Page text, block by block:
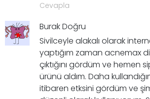
Cevapla
Burak Doğru
Sivilceyle alakalı olarak
yaptığım zaman acnemax
çıktığını gördüm ve hemen
ürünü aldım. Daha
itibaren etksini gördüm ve